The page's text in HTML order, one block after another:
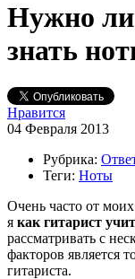
Нужно ли
знать
Нравится
04 Февраля 2013
Рубрика:
Теги: Ноты
Очень часто от
я как гитарист
рассматривать с
факторов является
гитариста.